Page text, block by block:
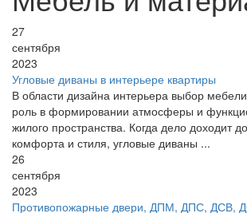
27
сентября
2023
Угловые диваны в интерьере квартиры
В области дизайна интерьера выбор
роль в формировании атмосферы и
жилого пространства. Когда дело доходит
комфорта и стиля, угловые диваны ...
26
сентября
2023
Противопожарные двери, ДПМ, ДПС, ДСВ,